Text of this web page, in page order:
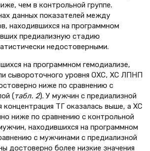
чем в контрольной группе.
данных показателей между
находившихся на программном
предиализную стадию
недостоверными.
на программном гемодиализе,
сывороточного уровня ОХС, ХС ЛПНП
ниже по сравнению с
(табл. 2). У мужчин с предиализной
ТГ оказалась выше, а ХС
ниже по сравнению с контрольной
находившихся на программном
с мужчинами с предиализной
достоверно более низкие значения